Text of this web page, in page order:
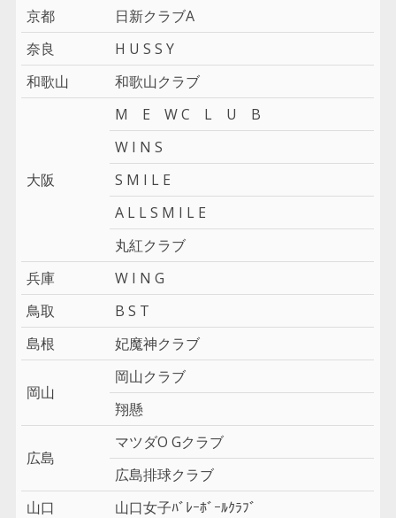
京都
日新クラブA
奈良
H U S S Y
和歌山
和歌山クラブ
大阪
M E W C L U B
W I N S
S M I L E
A L L S M I L E
丸紅クラブ
兵庫
W I N G
鳥取
B S T
島根
妃魔神クラブ
岡山
岡山クラブ
翔懸
広島
マツダO Gクラブ
広島排球クラブ
山口
山口女子ﾊﾞﾚｰﾎﾞｰﾙｸﾗﾌﾞ